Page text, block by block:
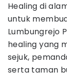
Healing di
untuk
Lumbungrejo
healing yang
sejuk,
serta taman